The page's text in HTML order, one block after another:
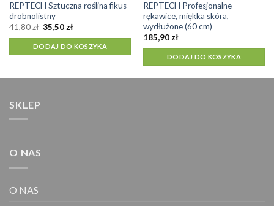
REPTECH Sztuczna roślina fikus
drobnolistny
41,80zł Pierwotna
cena
wynosiła:
41,80 zł.
35,50złAktualna
wynosi:
35,50 zł.
DODAJ DO KOSZYKA
REPTECH Profesjonalne
rękawice, miękka skóra,
wydłużone (60 cm)
185,90zł
DODAJ DO KOSZYKA
SKLEP
O NAS
O NAS